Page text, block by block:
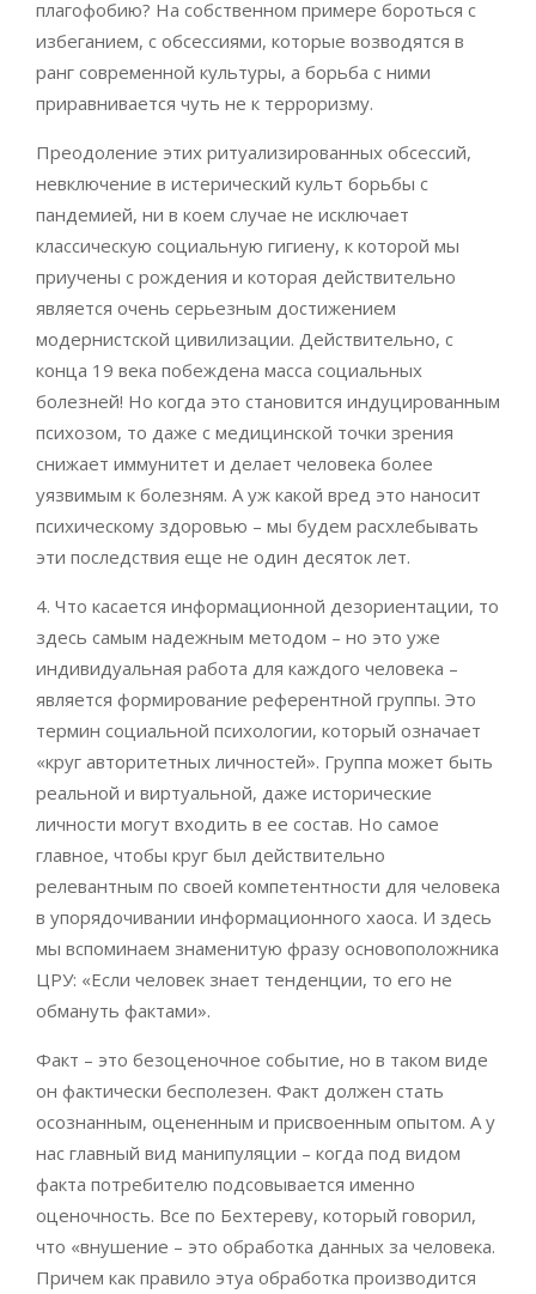
плагофобию? На собственном примере бороться с
избеганием, с обсессиями, которые возводятся в
ранг современной культуры, а борьба с ними
приравнивается чуть не к терроризму.
Преодоление этих ритуализированных обсессий,
невключение в истерический культ борьбы с
пандемией, ни в коем случае не исключает
классическую социальную гигиену, к которой мы
приучены с рождения и которая действительно
является очень серьезным достижением
модернистской цивилизации. Действительно, с
конца 19 века побеждена масса социальных
болезней! Но когда это становится индуцированным
психозом, то даже с медицинской точки зрения
снижает иммунитет и делает человека более
уязвимым к болезням. А уж какой вред это наносит
психическому здоровью – мы будем расхлебывать
эти последствия еще не один десяток лет.
4. Что касается информационной дезориентации, то
здесь самым надежным методом – но это уже
индивидуальная работа для каждого человека –
является формирование референтной группы. Это
термин социальной психологии, который означает
«круг авторитетных личностей». Группа может быть
реальной и виртуальной, даже исторические
личности могут входить в ее состав. Но самое
главное, чтобы круг был действительно
релевантным по своей компетентности для человека
в упорядочивании информационного хаоса. И здесь
мы вспоминаем знаменитую фразу основоположника
ЦРУ: «Если человек знает тенденции, то его не
обмануть фактами».
Факт – это безоценочное событие, но в таком виде
он фактически бесполезен. Факт должен стать
осознанным, оцененным и присвоенным опытом. А у
нас главный вид манипуляции – когда под видом
факта потребителю подсовывается именно
оценочность. Все по Бехтереву, который говорил,
что «внушение – это обработка данных за человека.
Причем как правило этуа обработка производится